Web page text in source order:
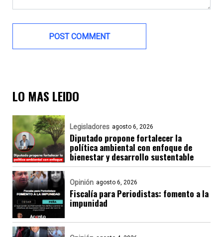
LO MAS LEIDO
Legisladores agosto 6, 2026
Diputado propone fortalecer la
política ambiental con enfoque de
bienestar y desarrollo sustentable
Opinión agosto 6, 2026
Fiscalía para Periodistas: fomento a la
impunidad